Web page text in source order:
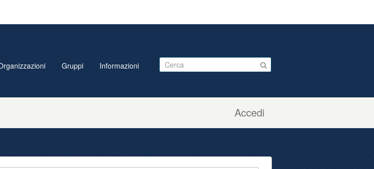
Accedi
Gruppi Informazioni